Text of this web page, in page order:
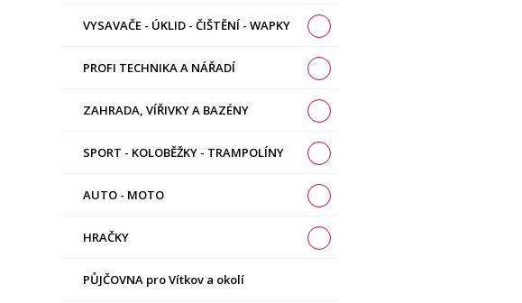
VYSAVAČE - ÚKLID - ČIŠTĚNÍ - WAPKY
PROFI TECHNIKA A NÁŘADÍ
ZAHRADA, VÍŘIVKY A BAZÉNY
SPORT - KOLOBĚŽKY - TRAMPOLÍNY
AUTO - MOTO
HRAČKY
PŮJČOVNA pro Vítkov a okolí